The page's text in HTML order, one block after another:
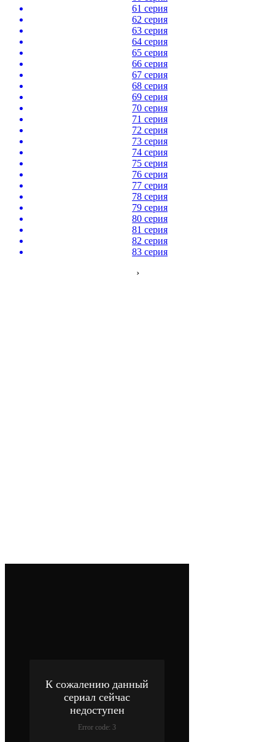
61 серия
62 серия
63 серия
64 серия
65 серия
66 серия
67 серия
68 серия
69 серия
70 серия
71 серия
72 серия
73 серия
74 серия
75 серия
76 серия
77 серия
78 серия
79 серия
80 серия
81 серия
82 серия
83 серия
›